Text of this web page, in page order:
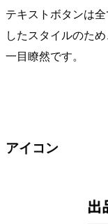
テキストボタンは
したスタイルのた
一目瞭然です。
アイコン